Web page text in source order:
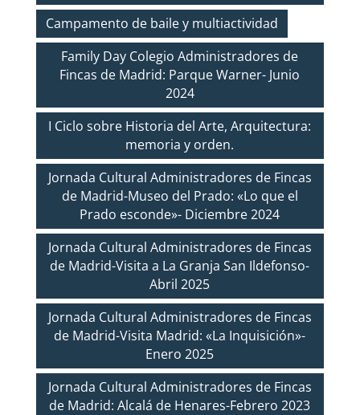
Campamento de baile y multiactividad
Family Day Colegio Administradores de
Fincas de Madrid: Parque Warner- Junio
2024
I Ciclo sobre Historia del Arte, Arquitectura:
memoria y orden.
Jornada Cultural Administradores de Fincas
de Madrid-Museo del Prado: «Lo que el
Prado esconde»- Diciembre 2024
Jornada Cultural Administradores de Fincas
de Madrid-Visita a La Granja San Ildefonso-
Abril 2025
Jornada Cultural Administradores de Fincas
de Madrid-Visita Madrid: «La Inquisición»-
Enero 2025
Jornada Cultural Administradores de Fincas
de Madrid: Alcalá de Henares-Febrero 2023